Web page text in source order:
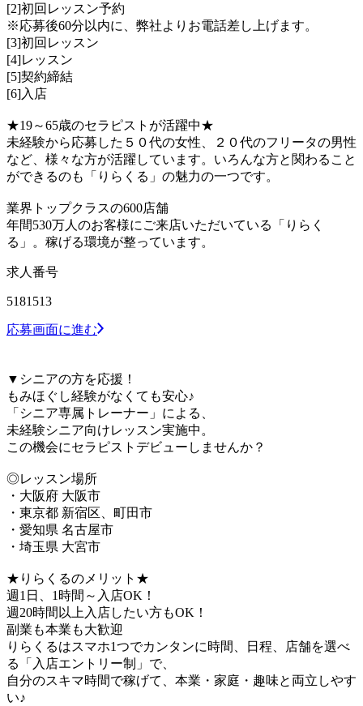
[2]初回レッスン予約
※応募後60分以内に、弊社よりお電話差し上げます。
[3]初回レッスン
[4]レッスン
[5]契約締結
[6]入店
★19～65歳のセラピストが活躍中★
未経験から応募した５０代の女性、２０代のフリータの男性
など、様々な方が活躍しています。いろんな方と関わること
ができるのも「りらくる」の魅力の一つです。
業界トップクラスの600店舗
年間530万人のお客様にご来店いただいている「りらく
る」。稼げる環境が整っています。
求人番号
5181513
応募画面に進む
▼シニアの方を応援！
もみほぐし経験がなくても安心♪
「シニア専属トレーナー」による、
未経験シニア向けレッスン実施中。
この機会にセラピストデビューしませんか？
◎レッスン場所
・大阪府 大阪市
・東京都 新宿区、町田市
・愛知県 名古屋市
・埼玉県 大宮市
★りらくるのメリット★
週1日、1時間～入店OK！
週20時間以上入店したい方もOK！
副業も本業も大歓迎
りらくるはスマホ1つでカンタンに時間、日程、店舗を選べ
る「入店エントリー制」で、
​自分のスキマ時間で稼げて、本業・家庭・趣味と両立しやす
い♪​